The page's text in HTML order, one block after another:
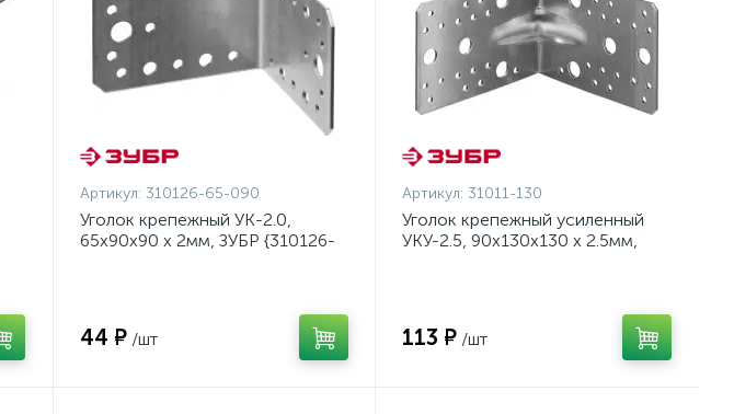
Артикул: 310126-65-090
Уголок крепежный УК-2.0,
65х90х90 х 2мм, ЗУБР {310126-
44 ₽ /шт
Артикул: 31011-130
Уголок крепежный усиленный
УКУ-2.5, 90х130х130 х 2.5мм,
113 ₽ /шт